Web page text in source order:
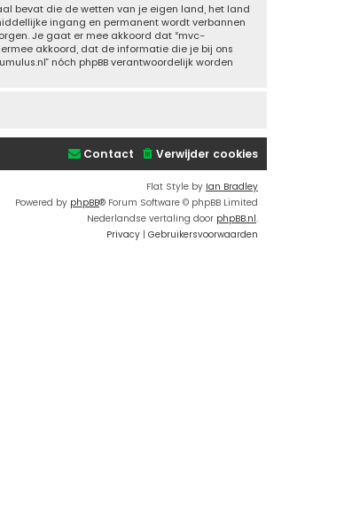
bevat die de wetten van je eigen land, het land
ingang en permanent wordt verbannen
Je gaat er mee akkoord dat “mvc-
akkoord, dat de informatie die je bij ons
nóch phpBB verantwoordelijk worden
Verwijder cookies
Contact
Flat Style by Ian Bradley
Powered by phpBB® Forum Software © phpBB Limited
Nederlandse vertaling door phpBB.nl.
Privacy | Gebruikersvoorwaarden